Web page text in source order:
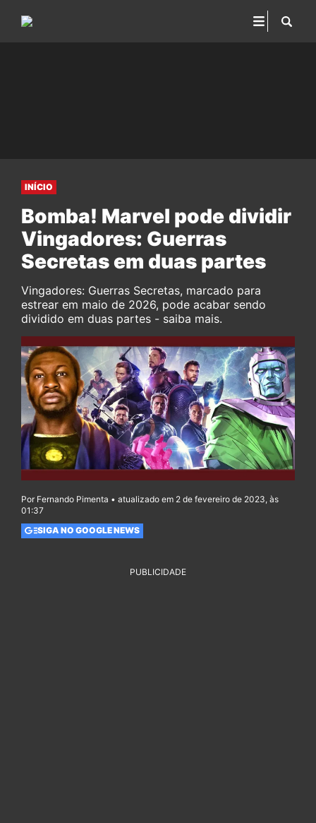
INÍCIO
Bomba! Marvel pode dividir
Vingadores: Guerras
Secretas em duas partes
Vingadores: Guerras Secretas, marcado para
estrear em maio de 2026, pode acabar sendo
dividido em duas partes - saiba mais.
Por Fernando Pimenta • atualizado em 2 de fevereiro de 2023, às
01:37
SIGA NO GOOGLE NEWS
PUBLICIDADE